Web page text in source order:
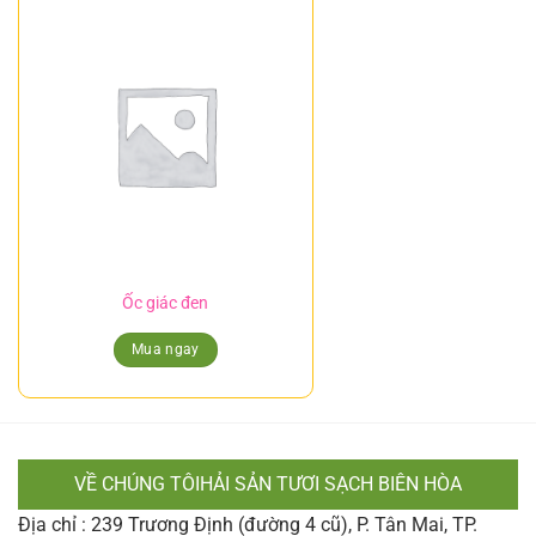
Ốc giác đen
Mua ngay
VỀ CHÚNG TÔIHẢI SẢN TƯƠI SẠCH BIÊN HÒA
Địa chỉ : 239 Trương Định (đường 4 cũ), P. Tân Mai, TP.